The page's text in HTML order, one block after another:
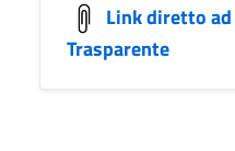
Link diretto
Trasparente